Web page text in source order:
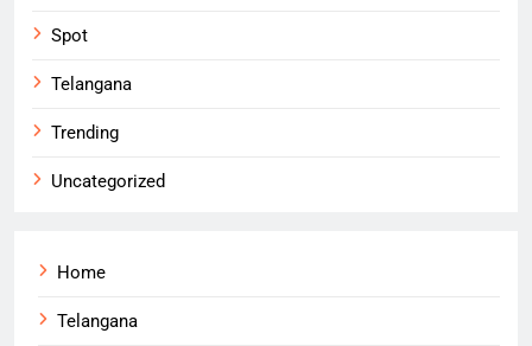
Spot
Telangana
Trending
Uncategorized
Home
Telangana